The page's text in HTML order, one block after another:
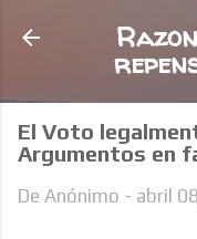
Ir al
El Voto
Argumentos en
De Anónimo - abril